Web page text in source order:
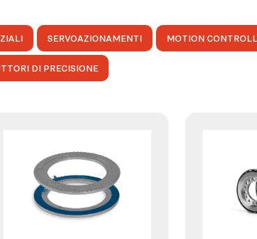
SERVOAZIONAMENTI MOTION
DI PRECISIONE